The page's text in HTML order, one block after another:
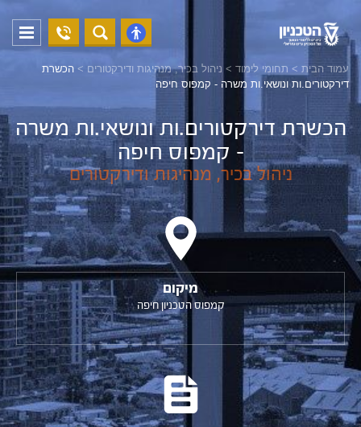
פתח
נגישות
04-
8294228
פתח
תפריט
עמוד הבית > תחומי לימוד > ניהול בכיר, מנהיגות ודירקטורים > הכשרת
דירקטורים.ות ונושאי.ות משרה - קמפוס חיפה
הכשרת דירקטורים.ות ונושאי.ות משרה
- קמפוס חיפה
ניהול בכיר, מנהיגות ודירקטורים
מיקום
קמפוס הטכניון חיפה